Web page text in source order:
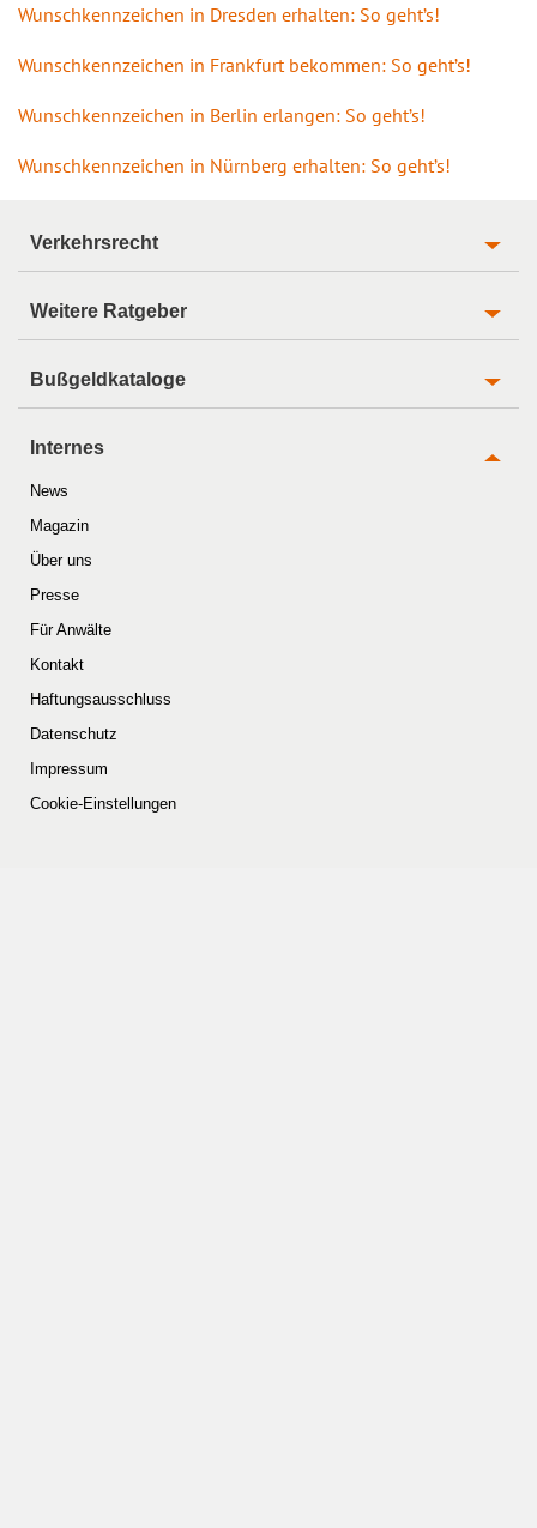
Wunschkennzeichen in Dresden erhalten: So geht’s!
Wunschkennzeichen in Frankfurt bekommen: So geht’s!
Wunschkennzeichen in Berlin erlangen: So geht’s!
Wunschkennzeichen in Nürnberg erhalten: So geht’s!
Verkehrsrecht
Weitere Ratgeber
Bußgeldkataloge
Internes
News
Magazin
Über uns
Presse
Für Anwälte
Kontakt
Haftungsausschluss
Datenschutz
Impressum
Cookie-Einstellungen